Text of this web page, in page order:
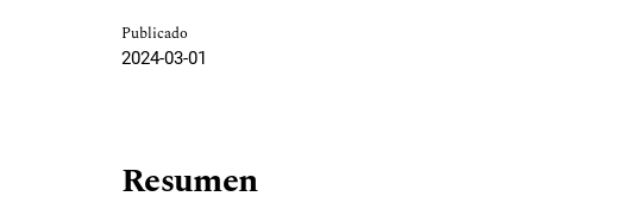
Publicado
2024-03-01
Resumen